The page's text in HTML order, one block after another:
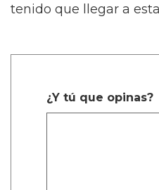
tenido que llegar a
¿Y tú que opinas?